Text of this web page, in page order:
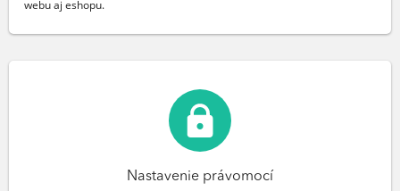
webu aj eshopu.
Nastavenie právomocí